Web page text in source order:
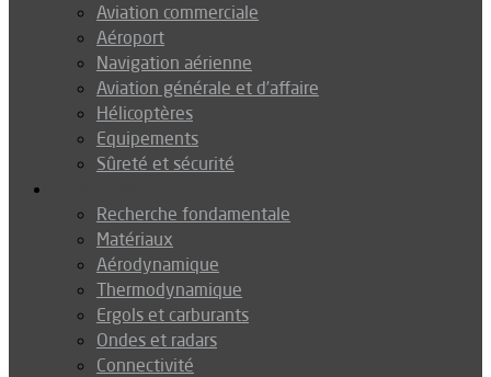
Aviation commerciale
Aéroport
Navigation aérienne
Aviation générale et d’affaire
Hélicoptères
Equipements
Sûreté et sécurité
Recherche fondamentale
Matériaux
Aérodynamique
Thermodynamique
Ergols et carburants
Ondes et radars
Connectivité